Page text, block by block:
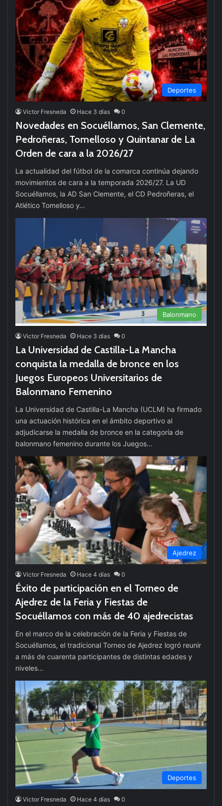
Deportes
Victor Fresneda Hace 3 días 0
Novedades en Socuéllamos, San Clemente,
Pedroñeras, Tomelloso y Quintanar de La
Orden de cara a la 2026/27
La actualidad del fútbol de la comarca continúa dejando
movimientos de cara a la temporada 2026/27. La UD
Socuéllamos, la AD San Clemente, el CD Pedroñeras, el
Atlético Tomelloso y…
Balonmano
Victor Fresneda Hace 3 días 0
La Universidad de Castilla-La Mancha
conquista la medalla de bronce en los
Juegos Europeos Universitarios de
Balonmano Femenino
La Universidad de Castilla-La Mancha (UCLM) ha firmado
una actuación histórica en el ámbito deportivo al
adjudicarse la medalla de bronce en la categoría de
balonmano femenino durante los Juegos…
Ajedrez
Victor Fresneda Hace 4 días 0
Éxito de participación en el Torneo de
Ajedrez de la Feria y Fiestas de
Socuéllamos con más de 40 ajedrecistas
En el marco de la celebración de la Feria y Fiestas de
Socuéllamos, el tradicional Torneo de Ajedrez logró reunir
a más de cuarenta participantes de distintas edades y
niveles…
Deportes
Victor Fresneda Hace 4 días 0